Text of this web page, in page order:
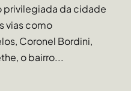
privilegiada da cidade
vias como
Coronel Bordini,
o bairro...